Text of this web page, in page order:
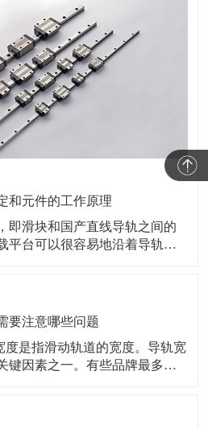
和元件的工作原理
即滑块和国产直线导轨之间的
平台可以很容易地沿着导轨高
计使线性导轨能够承受上下两
的回流系统和线性导轨采用简
要注意哪些问题
度是指滑动轨道的宽度。导轨宽
键因素之一。有些品牌最多只
是赛道的总长度，而不是旅